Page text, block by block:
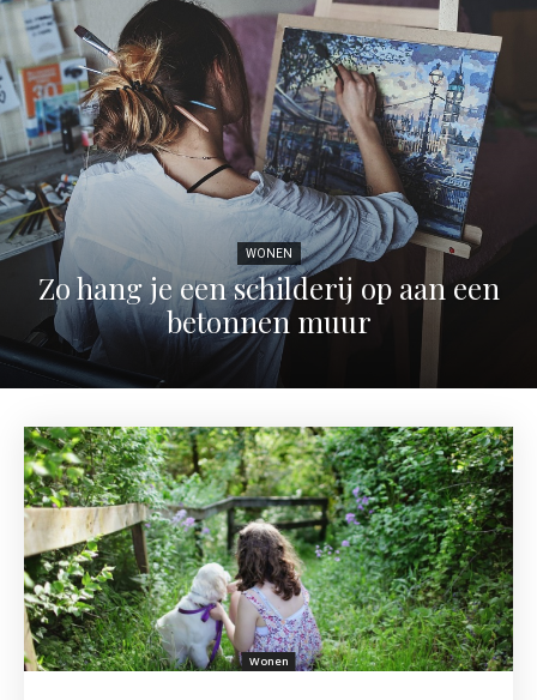
WONEN
Zo hang je een schilderij op aan een
betonnen muur
Wonen